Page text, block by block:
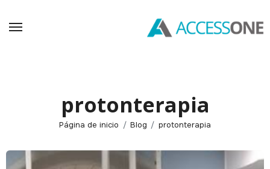
protonterapia
Página de inicio Blog protonterapia